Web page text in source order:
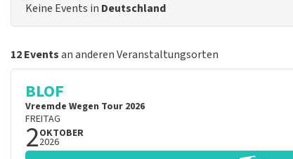
Keine Events in Deutschland
12 Eventsan anderen Veranstaltungsorten
BLOF
Vreemde Wegen Tour 2026
FREITAG
2OKTOBER
2026